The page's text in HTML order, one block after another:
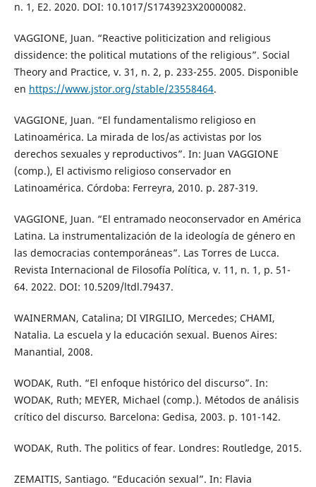
n. 1, E2. 2020. DOI: 10.1017/S1743923X20000082.
VAGGIONE, Juan. “Reactive politicization and religious
dissidence: the political mutations of the religious”. Social
Theory and Practice, v. 31, n. 2, p. 233-255. 2005. Disponible
en https://www.jstor.org/stable/23558464.
VAGGIONE, Juan. “El fundamentalismo religioso en
Latinoamérica. La mirada de los/as activistas por los
derechos sexuales y reproductivos”. In: Juan VAGGIONE
(comp.), El activismo religioso conservador en
Latinoamérica. Córdoba: Ferreyra, 2010. p. 287-319.
VAGGIONE, Juan. “El entramado neoconservador en América
Latina. La instrumentalización de la ideología de género en
las democracias contemporáneas”. Las Torres de Lucca.
Revista Internacional de Filosofía Política, v. 11, n. 1, p. 51-
64. 2022. DOI: 10.5209/ltdl.79437.
WAINERMAN, Catalina; DI VIRGILIO, Mercedes; CHAMI,
Natalia. La escuela y la educación sexual. Buenos Aires:
Manantial, 2008.
WODAK, Ruth. “El enfoque histórico del discurso”. In:
WODAK, Ruth; MEYER, Michael (comp.). Métodos de análisis
crítico del discurso. Barcelona: Gedisa, 2003. p. 101-142.
WODAK, Ruth. The politics of fear. Londres: Routledge, 2015.
ZEMAITIS, Santiago. “Educación sexual”. In: Flavia